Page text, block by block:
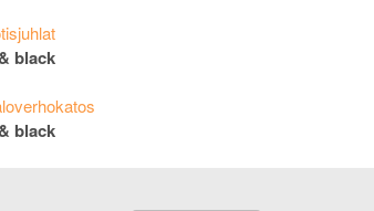
black
black